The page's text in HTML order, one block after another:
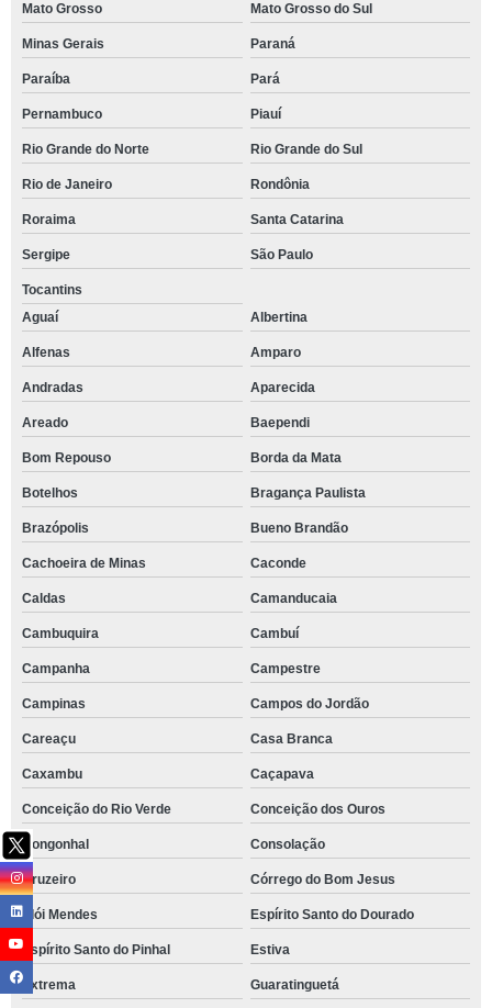
Mato Grosso Mato Grosso do Sul
Minas Gerais Paraná
Paraíba Pará
Pernambuco Piauí
Rio Grande do Norte Rio Grande do Sul
Rio de Janeiro Rondônia
Roraima Santa Catarina
Sergipe São Paulo
Tocantins
Aguaí
Albertina
Alfenas Amparo
Andradas Aparecida
Areado Baependi
Bom Repouso Borda da Mata
Botelhos Bragança Paulista
Brazópolis Bueno Brandão
Cachoeira de Minas Caconde
Caldas Camanducaia
Cambuquira Cambuí
Campanha Campestre
Campinas Campos do Jordão
Careaçu Casa Branca
Caxambu Caçapava
Conceição do Rio Verde Conceição dos Ouros
Congonhal Consolação
Cruzeiro Córrego do Bom Jesus
Elói Mendes Espírito Santo do Dourado
Espírito Santo do Pinhal Estiva
Extrema Guaratinguetá